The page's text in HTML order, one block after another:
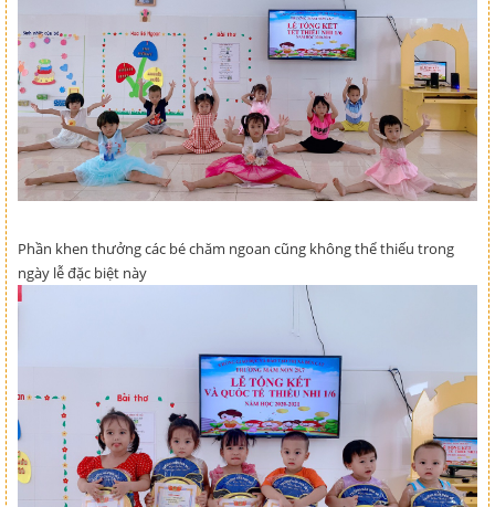
Phần khen thưởng các bé chăm ngoan cũng không thể thiếu trong
ngày lễ đặc biệt này